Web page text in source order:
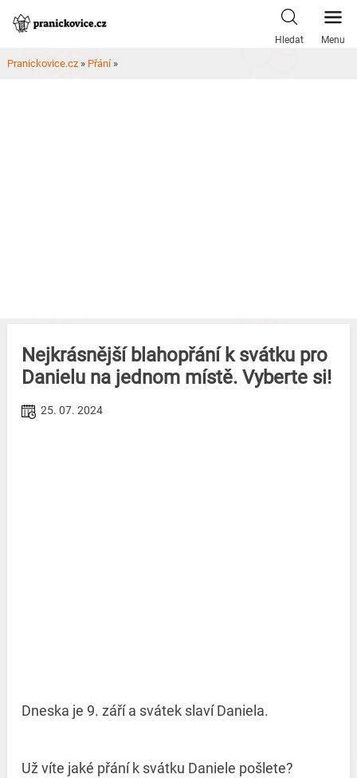
Skip
Hledat Menu
Pranickovice.cz » Přání»
Nejkrásnější blahopřání k svátku pro
Danielu na jednom místě. Vyberte si!
25. 07. 2024
Dneska je 9. září a svátek slaví Daniela.
Už víte jaké přání k svátku Daniele pošlete?